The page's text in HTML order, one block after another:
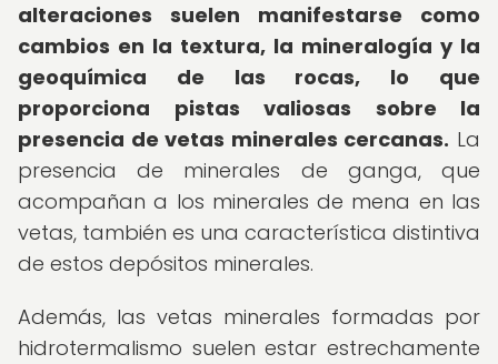
alteraciones suelen manifestarse como
cambios en la textura, la mineralogía y la
geoquímica de las rocas, lo que
proporciona pistas valiosas sobre la
presencia de vetas minerales cercanas. La
presencia de minerales de ganga, que
acompañan a los minerales de mena en las
vetas, también es una característica distintiva
de estos depósitos minerales.
Además, las vetas minerales formadas por
hidrotermalismo suelen estar estrechamente